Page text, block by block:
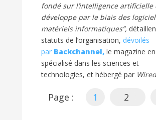
fondé sur l’intelligence artificielle
développe par le biais des
matériels informatiques”,
statuts de l’organisation, dévoilés
par Backchannel, le magazine
spécialisé dans les sciences et
technologies, et hébergé par Wired
Page : 1 2